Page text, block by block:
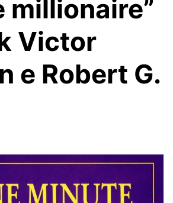
millionaire”
Victor
e Robert G.